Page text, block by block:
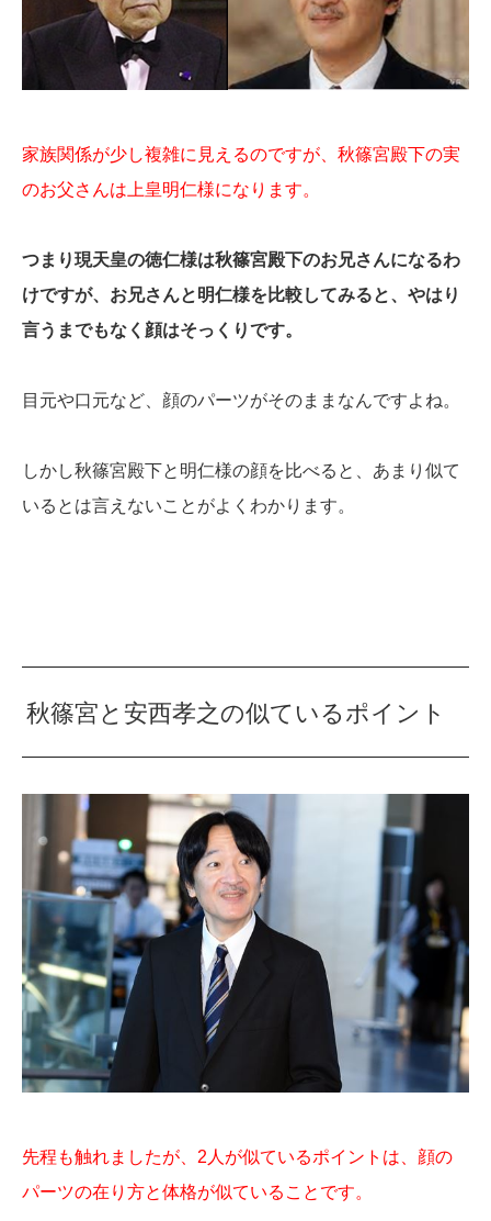
家族関係が少し複雑に見えるのですが、秋篠宮殿下の実
のお父さんは上皇明仁様になります。
つまり現天皇の徳仁様は秋篠宮殿下のお兄さんになるわ
けですが、お兄さんと明仁様を比較してみると、やはり
言うまでもなく顔はそっくりです。
目元や口元など、顔のパーツがそのままなんですよね。
しかし秋篠宮殿下と明仁様の顔を比べると、あまり似て
いるとは言えないことがよくわかります。
秋篠宮と安西孝之の似ているポイント
先程も触れましたが、2人が似ているポイントは、顔の
パーツの在り方と体格が似ていることです。